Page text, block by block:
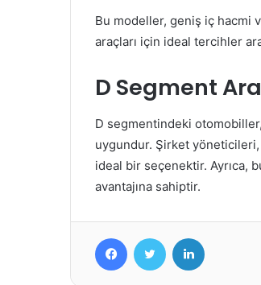
Bu modeller, geniş iç hacmi
araçları için ideal tercihler
D Segment
D segmentindeki
uygundur. Şirket
ideal bir seçenektir. Ayrıca,
avantajına sahiptir.